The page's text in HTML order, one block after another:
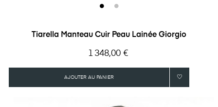
Tiarella Manteau Cuir Peau Lainée Giorgio
Prix
1 348,00 €
AJOUTER AU PANIER